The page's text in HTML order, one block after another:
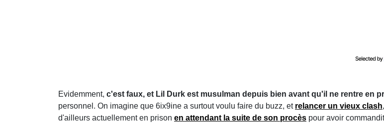
Evidemment, c'est faux, et Lil Durk est musulman depuis bien avant qu'il ne rentre en
personnel. On imagine que 6ix9ine a surtout voulu faire du buzz, et relancer un vieux clash
d'ailleurs actuellement en prison en attendant la suite de son procès pour avoir